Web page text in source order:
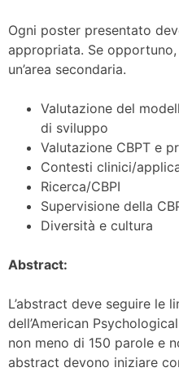
Ogni poster presentato
appropriata. Se
un’area secondaria.
Valutazione del
di sviluppo
Valutazione CBPT e
Contesti clinici/
Ricerca/CBPI
Supervisione della
Diversità e cultura
Abstract:
L’abstract deve seguire le
dell’American
non meno di 150 parole e
abstract devono iniziare